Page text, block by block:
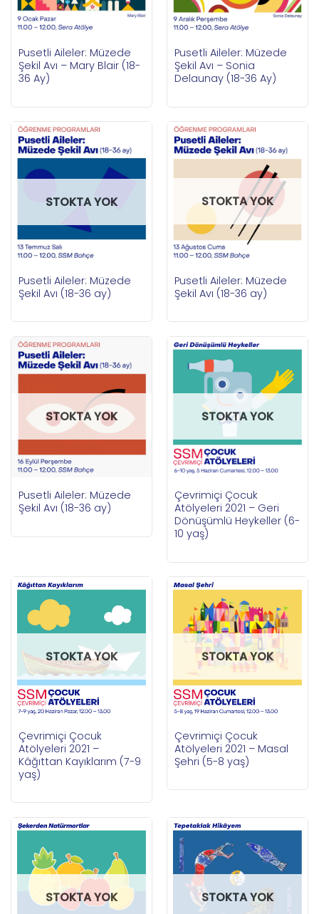
Pusetli Aileler: Müzede
Şekil Avı – Mary Blair (18-
36 Ay)
Pusetli Aileler: Müzede
Şekil Avı – Sonia
Delaunay (18-36 Ay)
STOKTA YOK
Pusetli Aileler: Müzede
Şekil Avı (18-36 ay)
STOKTA YOK
Pusetli Aileler: Müzede
Şekil Avı (18-36 ay)
STOKTA YOK
Pusetli Aileler: Müzede
Şekil Avı (18-36 ay)
STOKTA YOK
Çevrimiçi Çocuk
Atölyeleri 2021 – Geri
Dönüşümlü Heykeller (6-
10 yaş)
STOKTA YOK
Çevrimiçi Çocuk
Atölyeleri 2021 –
Kâğıttan Kayıklarım (7-9
yaş)
STOKTA YOK
Çevrimiçi Çocuk
Atölyeleri 2021 – Masal
Şehri (5-8 yaş)
STOKTA YOK STOKTA YOK